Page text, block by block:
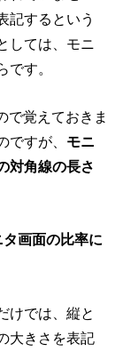
記するという
しては、モニ
です。
で覚えておきま
ですが、 モニ
対角線の長さ
画面の比率に
けでは、縦と
大きさを表記